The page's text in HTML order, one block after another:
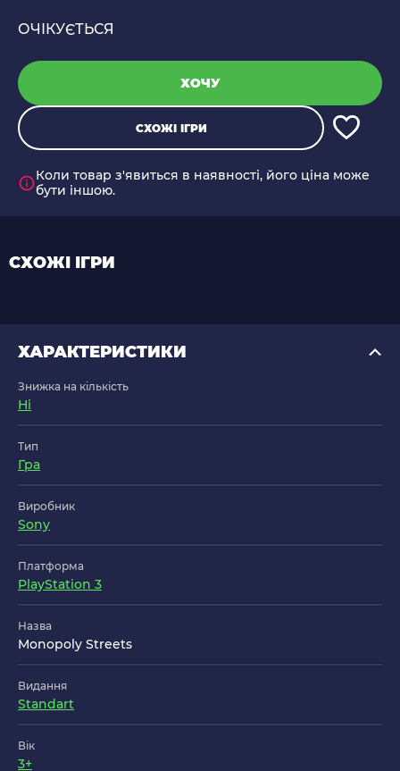
ОЧІКУЄТЬСЯ
ХОЧУ
СХОЖІ ІГРИ
Коли товар з'явиться в наявності, його ціна може
бути іншою.
СХОЖІ ІГРИ
ХАРАКТЕРИСТИКИ
Знижка на кількість
Ні
Тип
Гра
Виробник
Sony
Платформа
PlayStation 3
Назва
Monopoly Streets
Видання
Standart
Вік
3+